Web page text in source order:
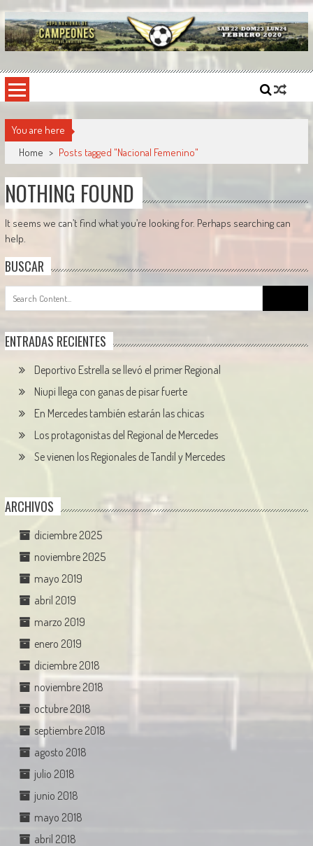
to
content
Copa Nacional de Campeones
El torneo semestral que reúne a los mejores equipos de fútbol sintético del país.
You are here
Home > Posts tagged "Nacional Femenino"
NOTHING FOUND
It seems we can’t find what you’re looking for. Perhaps searching can
help.
BUSCAR
for:
ENTRADAS RECIENTES
Deportivo Estrella se llevó el primer Regional
Niupi llega con ganas de pisar fuerte
En Mercedes también estarán las chicas
Los protagonistas del Regional de Mercedes
Se vienen los Regionales de Tandil y Mercedes
ARCHIVOS
diciembre 2025
noviembre 2025
mayo 2019
abril 2019
marzo 2019
enero 2019
diciembre 2018
noviembre 2018
octubre 2018
septiembre 2018
agosto 2018
julio 2018
junio 2018
mayo 2018
abril 2018